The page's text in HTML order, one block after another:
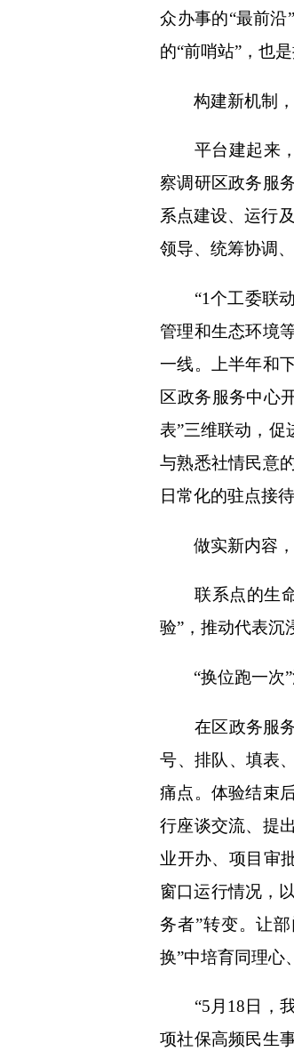
众办事的“最前
的“前哨站”，也
构建新机制，
平台建起来，
察调研区政务服
系点建设、运行
领导、统筹协调
“1个工委联动2
管理和生态环境
一线。上半年和
区政务服务中心
表”三维联动，促
与熟悉社情民意
日常化的驻点接
做实新内容，“
联系点的生命
验”，推动代表沉
“换位跑一次”
在区政务服务
号、排队、填表
痛点。体验结束
行座谈交流、提
业开办、项目审
窗口运行情况，
务者”转变。让
换”中培育同理心
“5月18日，我
项社保高频民生